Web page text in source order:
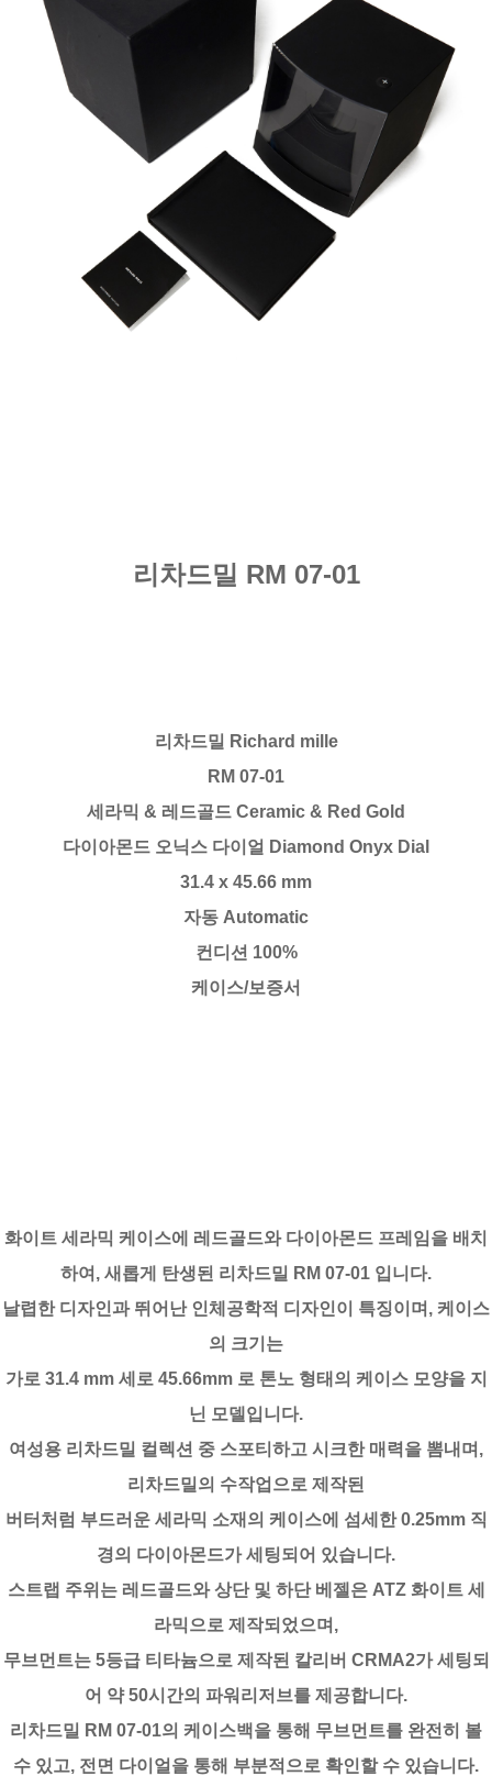
리차드밀 RM 07-01
리차드밀 Richard mille
RM 07-01
세라믹 & 레드골드 Ceramic & Red Gold
다이아몬드 오닉스 다이얼 Diamond Onyx Dial
31.4 x 45.66 mm
자동 Automatic
컨디션 100%
케이스/보증서
화이트 세라믹 케이스에 레드골드와 다이아몬드 프레임을 배치
하여, 새롭게 탄생된 리차드밀 RM 07-01 입니다.
날렵한 디자인과 뛰어난 인체공학적 디자인이 특징이며, 케이스
의 크기는
가로 31.4 mm 세로 45.66mm 로 톤노 형태의 케이스 모양을 지
닌 모델입니다.
여성용 리차드밀 컬렉션 중 스포티하고 시크한 매력을 뽐내며,
리차드밀의 수작업으로 제작된
버터처럼 부드러운 세라믹 소재의 케이스에 섬세한 0.25mm 직
경의 다이아몬드가 세팅되어 있습니다.
스트랩 주위는 레드골드와 상단 및 하단 베젤은 ATZ 화이트 세
라믹으로 제작되었으며,
무브먼트는 5등급 티타늄으로 제작된 칼리버 CRMA2가 세팅되
어 약 50시간의 파워리저브를 제공합니다.
리차드밀 RM 07-01의 케이스백을 통해 무브먼트를 완전히 볼
수 있고, 전면 다이얼을 통해 부분적으로 확인할 수 있습니다.